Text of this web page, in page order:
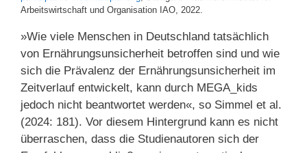
Arbeitswirtschaft und Organisation IAO, 2022.
»Wie viele Menschen in Deutschland tatsächlich
von Ernährungsunsicherheit betroffen sind und wie
sich die Prävalenz der Ernährungsunsicherheit im
Zeitverlauf entwickelt, kann durch MEGA_kids
jedoch nicht beantwortet werden«, so Simmel et al.
(2024: 181). Vor diesem Hintergrund kann es nicht
überraschen, dass die Studienautoren sich der